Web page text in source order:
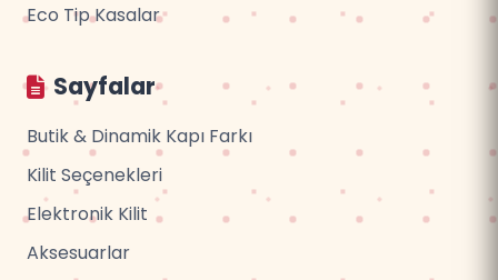
Eco Tip Kasalar
Sayfalar
Butik & Dinamik Kapı Farkı
Kilit Seçenekleri
Elektronik Kilit
Aksesuarlar